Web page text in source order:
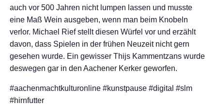
auch vor 500 Jahren nicht lumpen lassen und musste
eine Maß Wein ausgeben, wenn man beim Knobeln
verlor. Michael Rief stellt diesen Würfel vor und erzählt
davon, dass Spielen in der frühen Neuzeit nicht gern
gesehen wurde. Ein gewisser Thijs Kammentzans wurde
deswegen gar in den Aachener Kerker geworfen.
#aachenmachtkulturonline #kunstpause #digital #slm
#hirnfutter